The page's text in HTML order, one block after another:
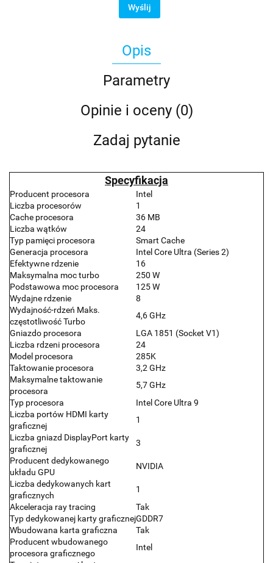
Wyślij
Opis
Parametry
Opinie i oceny (0)
Zadaj pytanie
Specyfikacja
Producent procesora
Intel
Liczba procesorów
1
Cache procesora
36 MB
Liczba wątków
24
Typ pamięci procesora
Smart Cache
Generacja procesora
Intel Core Ultra (Series 2)
Efektywne rdzenie
16
Maksymalna moc turbo
250 W
Podstawowa moc procesora
125 W
Wydajne rdzenie
8
Wydajność-rdzeń Maks.
częstotliwość Turbo
4,6 GHz
Gniazdo procesora
LGA 1851 (Socket V1)
Liczba rdzeni procesora
24
Model procesora
285K
Taktowanie procesora
3,2 GHz
Maksymalne taktowanie
procesora
5,7 GHz
Typ procesora
Intel Core Ultra 9
Liczba portów HDMI karty
graficznej
1
Liczba gniazd DisplayPort karty
graficznej
3
Producent dedykowanego
układu GPU
NVIDIA
Liczba dedykowanych kart
graficznych
1
Akceleracja ray tracing
Tak
Typ dedykowanej karty graficznejGDDR7
Wbudowana karta graficzna
Tak
Producent wbudowanego
procesora graficznego
Intel